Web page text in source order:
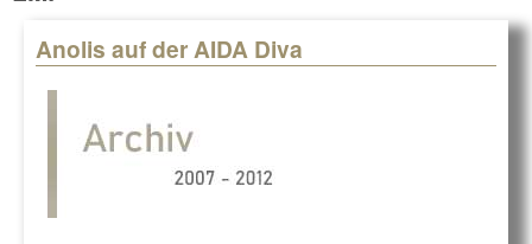
Anolis auf der AIDA Diva
Pages